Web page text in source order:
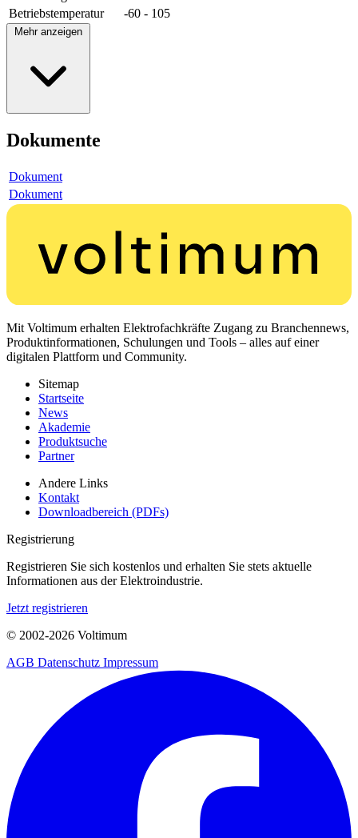
Betriebstemperatur
-60 - 105
Mehr anzeigen
Dokumente
Dokument
Dokument
Mit Voltimum erhalten Elektrofachkräfte Zugang zu Branchennews,
Produktinformationen, Schulungen und Tools – alles auf einer
digitalen Plattform und Community.
Sitemap
Startseite
News
Akademie
Produktsuche
Partner
Andere Links
Kontakt
Downloadbereich (PDFs)
Registrierung
Registrieren Sie sich kostenlos und erhalten Sie stets aktuelle
Informationen aus der Elektroindustrie.
Jetzt registrieren
© 2002-2026 Voltimum
AGB Datenschutz Impressum